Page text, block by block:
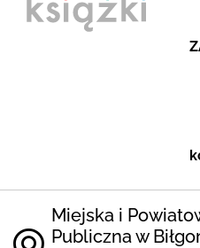
Miejska i
Publiczna w